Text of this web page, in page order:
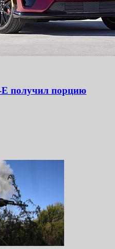
получил порцию